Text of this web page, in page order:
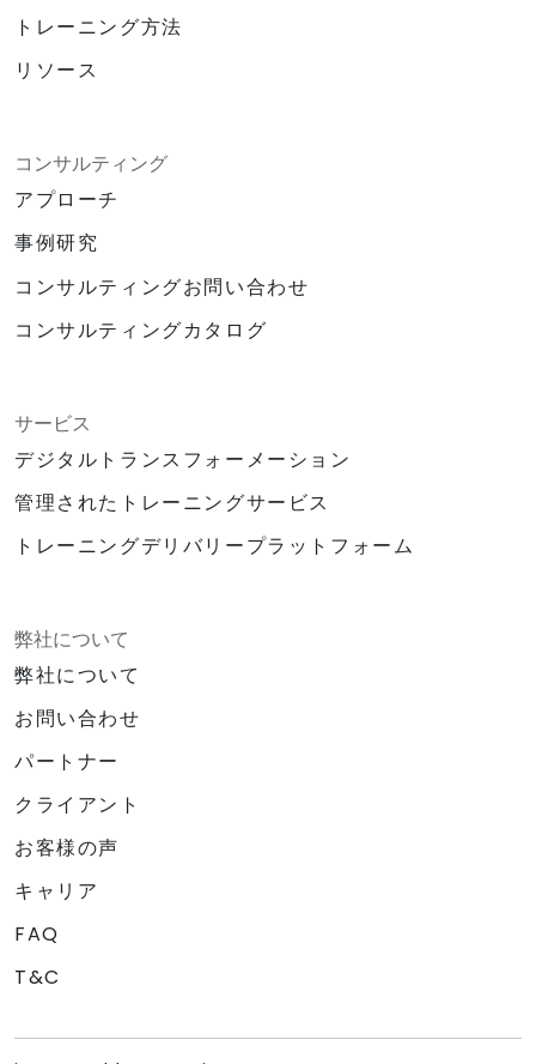
トレーニング方法
リソース
コンサルティング
アプローチ
事例研究
コンサルティングお問い合わせ
コンサルティングカタログ
サービス
デジタルトランスフォーメーション
管理されたトレーニングサービス
トレーニングデリバリープラットフォーム
弊社について
弊社について
お問い合わせ
パートナー
クライアント
お客様の声
キャリア
FAQ
T&C